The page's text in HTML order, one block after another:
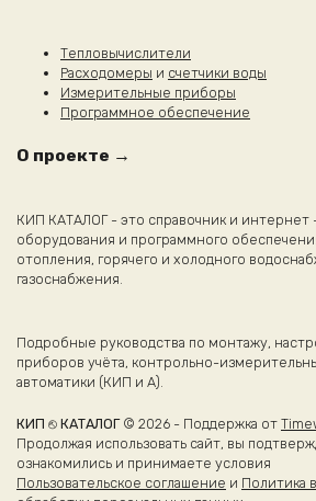
Тепловычислители
Расходомеры и счетчики воды
Измерительные приборы
Программное обеспечение
О проекте →
КИП КАТАЛОГ - это справочник и интернет
оборудования и программного
отопления, горячего и холодного
газоснабжения.
Подробные руководства по монтажу,
приборов учёта, контрольно-
автоматики (КИП и А).
КИП ⎋ КАТАЛОГ© 2026 - Поддержка от
Продолжая использовать сайт, вы
ознакомились и принимаете условия
Пользовательское соглашение и Политика